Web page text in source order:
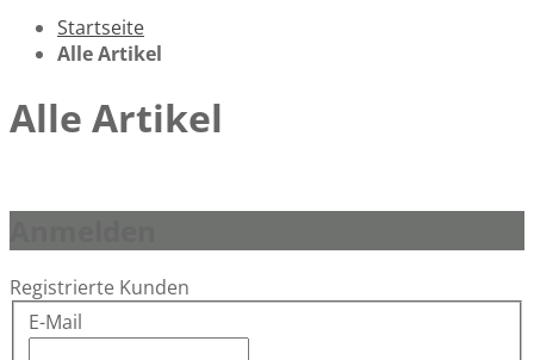
Startseite
Alle Artikel
Alle Artikel
Registrierte Kunden
E-Mail